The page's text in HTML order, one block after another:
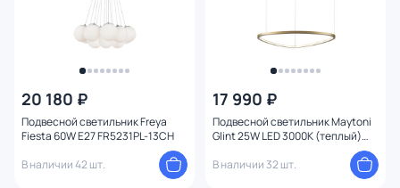
20 180 ₽
Подвесной светильник Freya
Fiesta 60W E27 FR5231PL-13CH
В наличии 42 шт.
17 990 ₽
Подвесной светильник Maytoni
Glint 25W LED 3000К (теплый)
В наличии 32 шт.
Мощность ламп